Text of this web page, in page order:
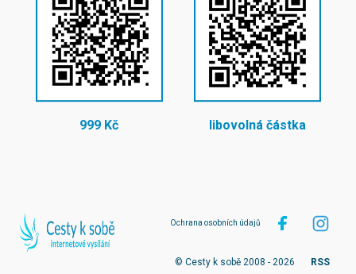
999 Kč libovolná částka
Ochrana osobních údajů
© Cesty k sobě 2008 - 2026 RSS